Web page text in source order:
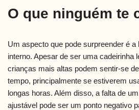
O que ninguém te
Um aspecto que pode surpreender é
interno. Apesar de ser uma cadeirinha
crianças mais altas podem sentir-se
tempo, principalmente se estiverem
longas horas. Além disso, a falta de
ajustável pode ser um ponto negativo